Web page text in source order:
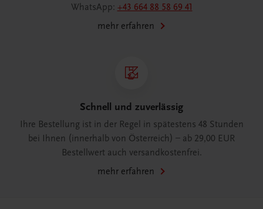
WhatsApp: +43 664 88 58 69 41
mehr erfahren
Schnell und zuverlässig
Ihre Bestellung ist in der Regel in spätestens 48 Stunden
bei Ihnen (innerhalb von Österreich) – ab 29,00 EUR
Bestellwert auch versandkostenfrei.
mehr erfahren